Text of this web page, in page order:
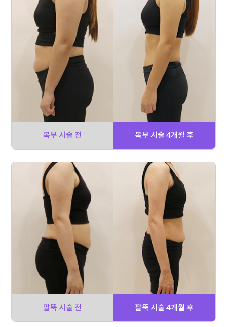
복부 시술 전 복부 시술 4개월 후
팔뚝 시술 전 팔뚝 시술 4개월 후